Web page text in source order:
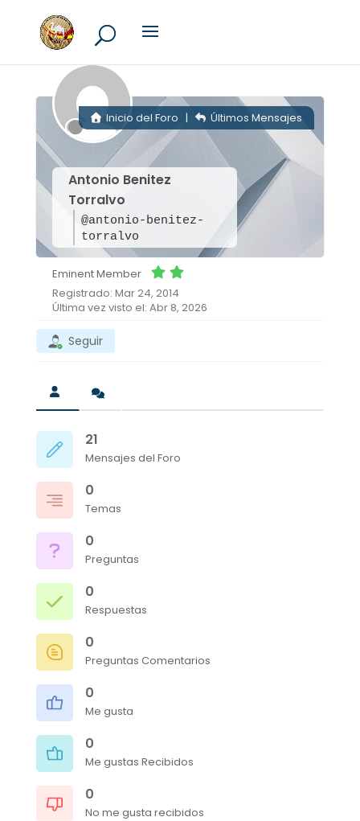
Antonio Benitez
Torralvo
@antonio-benitez-
torralvo
Inicio del Foro | Últimos Mensajes
Eminent Member
Registrado: Mar 24, 2014
Última vez visto el: Abr 8, 2026
Seguir
21
Mensajes del Foro
0
Temas
0
Preguntas
0
Respuestas
0
Preguntas Comentarios
0
Me gusta
0
Me gustas Recibidos
0
No me gusta recibidos